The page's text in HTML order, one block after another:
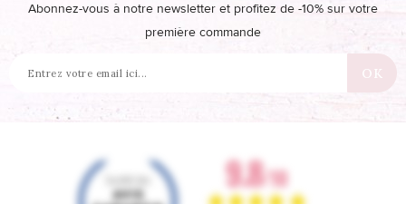
Abonnez-vous à notre newsletter et profitez de -10% sur votre
première commande